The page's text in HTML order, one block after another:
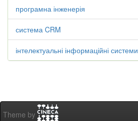
програмна інженерія
система CRM
інтелектуальні інформаційні системи
Theme by